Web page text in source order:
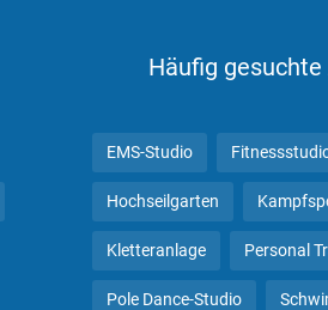
Häufig
EMS-Studio
Hochseilgarten
Kletteranlage Personal
Pole Dance-Studio